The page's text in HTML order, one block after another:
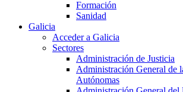
Formación
Sanidad
Galicia
Acceder a Galicia
Sectores
Administración de Justicia
Administración General de
Autónomas